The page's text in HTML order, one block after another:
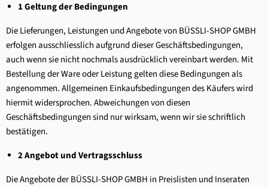
1 Geltung der Bedingungen
Die Lieferungen, Leistungen und Angebote von BÜSSLI-SHOP GMBH
erfolgen ausschliesslich aufgrund dieser Geschäftsbedingungen,
auch wenn sie nicht nochmals ausdrücklich vereinbart werden. Mit
Bestellung der Ware oder Leistung gelten diese Bedingungen als
angenommen. Allgemeinen Einkaufsbedingungen des Käufers wird
hiermit widersprochen. Abweichungen von diesen
Geschäftsbedingungen sind nur wirksam, wenn wir sie schriftlich
bestätigen.
2 Angebot und Vertragsschluss
Die Angebote der BÜSSLI-SHOP GMBH in Preislisten und Inseraten